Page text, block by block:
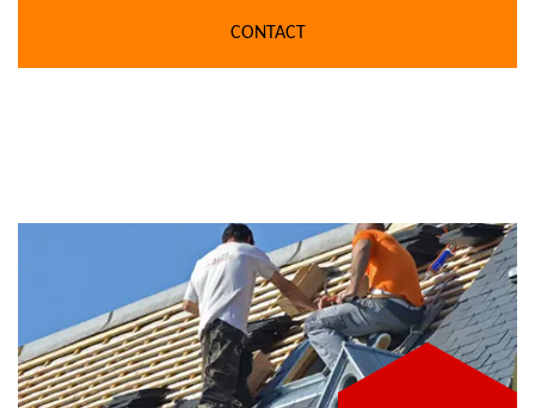
CONTACT